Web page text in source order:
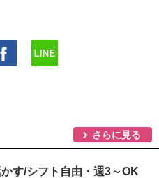
さらに見る
す/シフト自由・週3～OK